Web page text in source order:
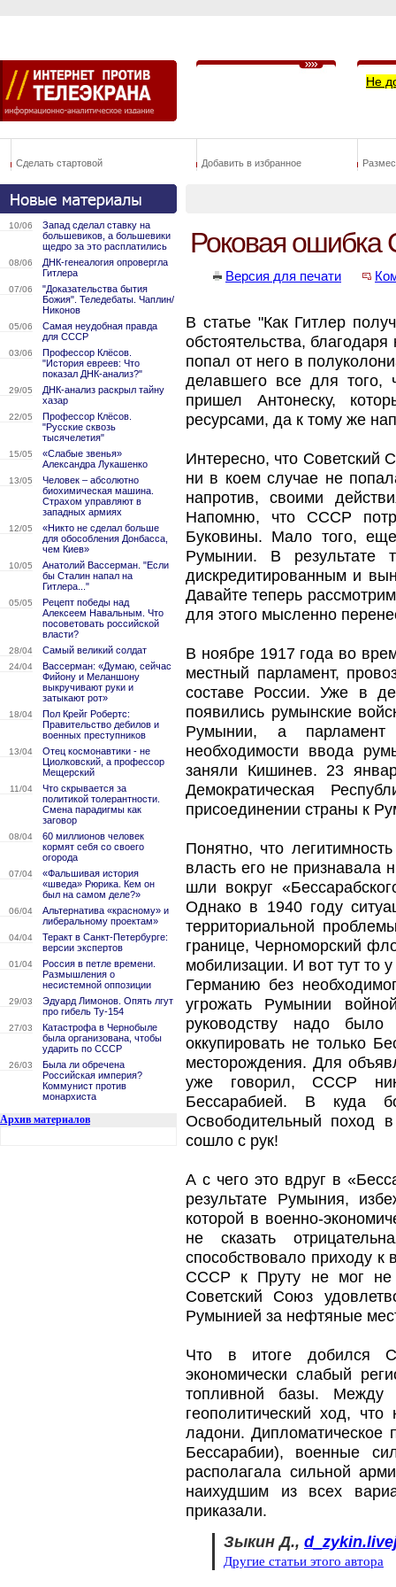
Не
Сделать стартовой Добавить в избранное
10/06
Запад сделал ставку на
большевиков, а большевики
щедро за это расплатились
08/06
ДНК-генеалогия опровергла
Гитлера
07/06
"Доказательства бытия
Божия". Теледебаты. Чаплин/
Никонов
05/06
Самая неудобная правда
для СССР
03/06
Профессор Клёсов.
"История евреев: Что
показал ДНК-анализ?"
29/05
ДНК-анализ раскрыл тайну
хазар
22/05
Профессор Клёсов.
"Русские сквозь
тысячелетия"
15/05
«Слабые звенья»
Александра Лукашенко
13/05
Человек – абсолютно
биохимическая машина.
Страхом управляют в
западных армиях
12/05
«Никто не сделал больше
для обособления Донбасса,
чем Киев»
10/05
Анатолий Вассерман. "Если
бы Сталин напал на
Гитлера..."
05/05
Рецепт победы над
Алексеем Навальным. Что
посоветовать российской
власти?
28/04 Самый великий солдат
24/04
Вассерман: «Думаю, сейчас
Фийону и Меланшону
выкручивают руки и
затыкают рот»
18/04
Пол Крейг Робертс:
Правительство дебилов и
военных преступников
13/04
Отец космонавтики - не
Циолковский, а профессор
Мещерский
11/04
Что скрывается за
политикой толерантности.
Смена парадигмы как
заговор
08/04
60 миллионов человек
кормят себя со своего
огорода
07/04
«Фальшивая история
«шведа» Рюрика. Кем он
был на самом деле?»
06/04
Альтернатива «красному» и
либеральному проектам»
04/04
Теракт в Санкт-Петербурге:
версии экспертов
01/04
Россия в петле времени.
Размышления о
несистемной оппозиции
29/03
Эдуард Лимонов. Опять лгут
про гибель Ту-154
27/03
Катастрофа в Чернобыле
была организована, чтобы
ударить по СССР
26/03
Была ли обречена
Российская империя?
Коммунист против
монархиста
Архив материалов
Роковая ошибка
Версия для печати
В статье "Как Гитлер
обстоятельства,
попал от него в
делавшего все для того,
пришел Антонеску,
ресурсами, да к тому же
Интересно, что Советский
ни в коем случае не
напротив, своими
Напомню, что СССР
Буковины. Мало того,
Румынии. В результате
дискредитированным и
Давайте теперь
для этого мысленно
В ноябре 1917 года во
местный парламент,
составе России. Уже в
появились румынские
Румынии, а парламент
необходимости ввода
заняли Кишинев. 23
Демократическая
присоединении страны к
Понятно, что
власть его не признавала
шли вокруг
Однако в 1940 году
территориальной
границе, Черноморский
мобилизации. И вот тут то
Германию без
угрожать Румынии
руководству надо
оккупировать не только
месторождения. Для
уже говорил, СССР
Бессарабией. В куда
Освободительный поход
сошло с рук!
А с чего это вдруг в
результате Румыния,
которой в военно-
не сказать
способствовало приходу
СССР к Пруту не мог не
Советский Союз
Румынией за нефтяные
Что в итоге добился
экономически слабый
топливной базы. Между
геополитический ход,
ладони. Дипломатическое
Бессарабии), военные
располагала сильной
наихудшим из всех
приказали.
Зыкин Д.,
Другие статьи этого автора